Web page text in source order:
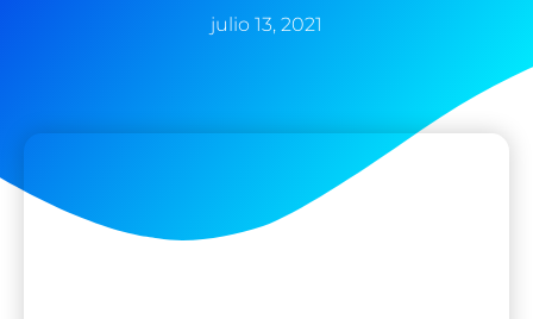
julio 13, 2021